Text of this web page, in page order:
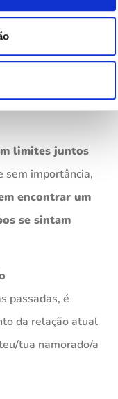
que fales com
explicar-me
limites juntos
sem importância,
encontrar um
se sintam
passadas, é
da relação atual
tua namorado/a